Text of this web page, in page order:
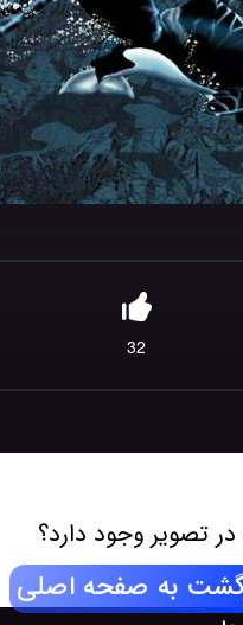
32
تصویر وجود دارد؟
به صفحه اصلی